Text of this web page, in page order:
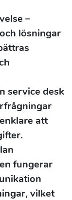
–
lösningar
service desk
att
fungerar
vilket